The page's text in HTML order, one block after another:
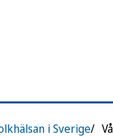
i Sverige